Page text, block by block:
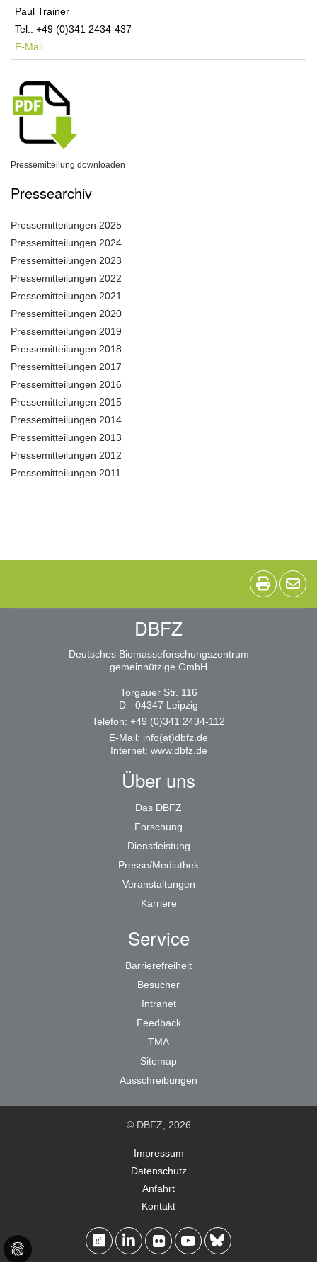
Paul Trainer
Tel.: +49 (0)341 2434-437
E-Mail
Pressemitteilung downloaden
Pressearchiv
Pressemitteilungen 2025
Pressemitteilungen 2024
Pressemitteilungen 2023
Pressemitteilungen 2022
Pressemitteilungen 2021
Pressemitteilungen 2020
Pressemitteilungen 2019
Pressemitteilungen 2018
Pressemitteilungen 2017
Pressemitteilungen 2016
Pressemitteilungen 2015
Pressemitteilungen 2014
Pressemitteilungen 2013
Pressemitteilungen 2012
Pressemitteilungen 2011
DBFZ
Deutsches Biomasseforschungszentrum
gemeinnützige GmbH
Torgauer Str. 116
D - 04347 Leipzig
Telefon: +49 (0)341 2434-112
E-Mail: info(at)dbfz.de
Internet: www.dbfz.de
Über uns
Das DBFZ
Forschung
Dienstleistung
Presse/Mediathek
Veranstaltungen
Karriere
Service
Barrierefreiheit
Besucher
Intranet
Feedback
TMA
Sitemap
Ausschreibungen
© DBFZ, 2026
Impressum
Datenschutz
Anfahrt
Kontakt